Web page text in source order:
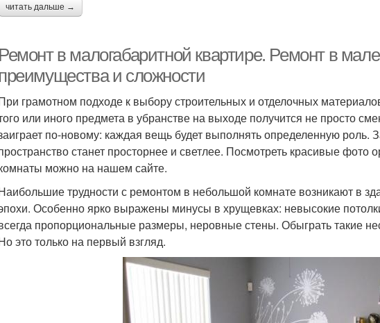
читать дальше →
Ремонт в малогабаритной квартире. Ремонт в
и сложности
грамотном подходе к выбору строительных и отделочных
или иного предмета в убранстве на выходе получится не просто
по-новому: каждая вещь будет выполнять определенную роль.
станет просторнее и светлее. Посмотреть красивые фото
можно на нашем сайте.
трудности с ремонтом в небольшой комнате возникают в
Особенно ярко выражены минусы в хрущевках: невысокие
пропорциональные размеры, неровные стены. Обыграть такие
это только на первый взгляд.